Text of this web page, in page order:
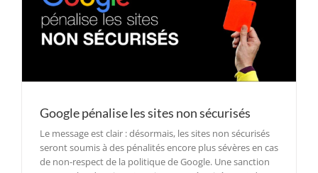
Google pénalise les sites non sécurisés
Le message est clair : désormais, les sites non sécurisés
seront soumis à des pénalités encore plus sévères en cas
de non-respect de la politique de Google. Une sanction